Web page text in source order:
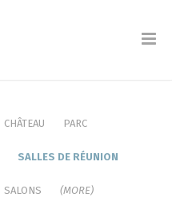
CHÂTEAU PARC
SALLES DE RÉUNION
SALONS (MORE)